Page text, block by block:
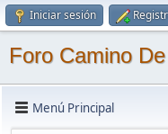
Iniciar sesión
Foro Camino
Menú Principal